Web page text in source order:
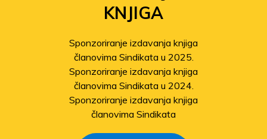
KNJIGA
Sponzoriranje izdavanja knjiga
članovima Sindikata u 2025.
Sponzoriranje izdavanja knjiga
članovima Sindikata u 2024.
Sponzoriranje izdavanja knjiga
članovima Sindikata